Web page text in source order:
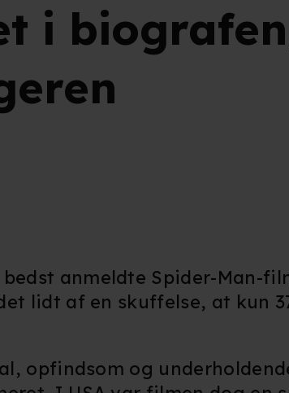
i
bedst anmeldte Spider-Man-
lidt af en skuffelse, at kun
opfindsom og